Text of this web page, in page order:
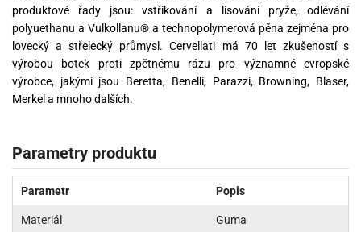
produktové řady jsou: vstřikování a lisování pryže, odlévání
polyuethanu a Vulkollanu® a technopolymerová pěna zejména pro
lovecký a střelecký průmysl. Cervellati má 70 let zkušeností s
výrobou botek proti zpětnému rázu pro významné evropské
výrobce, jakými jsou Beretta, Benelli, Parazzi, Browning, Blaser,
Merkel a mnoho dalších.
Parametry produktu
Parametr Popis
Materiál Guma